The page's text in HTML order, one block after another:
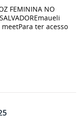
FEMININA NO
ter acesso